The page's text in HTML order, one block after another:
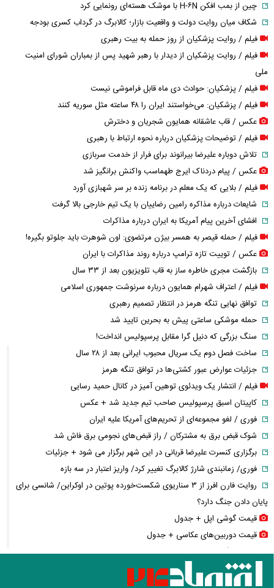
چین از بمب افکن H-۶N با موشک هسته‌ای رونمایی کرد
شکاف میان روایت دولت و واقعیت بازار؛ کالابرگ در گرداب کسری بودجه
فیلم / روایت پزشکیان از روز حمله به بیت رهبری
فیلم / روایت پزشکیان از دیدار با رهبر شهید پس از بمباران شورای امنیت
ملی
فیلم / پزشکیان: حوادث دی ماه قابل فراموشی نیست
فیلم / پزشکیان: می‌خواستند ایران را ۴۸ ساعته مثل سوریه کنند
عکس / قاب عاشقانه همایون شجریان و دخترش
فیلم / توضیحات پزشکیان درباره نحوه ارتباط با رهبری
تلاش دوباره علیرضا بیرانوند برای فرار از خدمت سربازی
عکس / پیام دردناک ایرج طهماسب واکنش برانگیز شد
فیلم / بلایی که یک معلم در برنامه زنده بر سر شهبازی آورد
شایعات درباره مذاکره رامین رضاییان با یک تیم خارجی بالا گرفت
افشای آخرین پیام آمریکا به ایران درباره مذاکرات
فیلم / حمله قیصر به همسر بیژن مرتضوی: اون شوهرت باید جلوتو بگیره!
عکس / توییت تازه ترامپ درباره روند مذاکرات با ایران
بازگشت مجری خاطره ساز به قاب تلویزیون بعد از ۳۳ سال
فیلم / اعتراف شهرام همایون درباره سرنوشت جمهوری اسلامی
توافق نهایی تنگه هرمز در انتظار تصمیم رهبری
حمله موشکی ساعتی پیش به بحرین تایید شد
سنگ بزرگی که دنیل گرا مقابل پرسپولیس انداخت!
ساخت فصل دوم یک سریال محبوب ایرانی بعد از ۲۸ سال
جزئیات عوارض عبور کشتی‌ها در توافق تنگه هرمز
فیلم / انتشار یک ویدئوی توهین آمیز در کانال حمید رسایی
کاپیتان اسبق پرسپولیس صاحب تیم جدید شد + عکس
فوری / لغو مجموعه‌ای از تحریم‌های آمریکا علیه ایران
شوک قبض برق به مشترکان / راز قبض‌های نجومی برق فاش شد
برگزاری کنسرت علیرضا قربانی در این شهر برگزار می شود + جزئیات
فوری/ زمانبندی شارژ کالابرگ تغییر کرد/ واریز اعتبار در سه بازه
روایت فارن افرز از ۳ سناریوی شکست‌خورده پوتین در اوکراین/ شانسی برای
پایان دادن جنگ دارد؟
قیمت گوشی اپل + جدول
قیمت دوربین‌های عکاسی + جدول
شوک سنگین به بازار مسکن تهران / بازار ملک وارد فاز جدید
یادداشت مهم ظریف/ توازن فراگیر؛ جایگاه چین و روسیه در آینده سیاست
خارجی ایران